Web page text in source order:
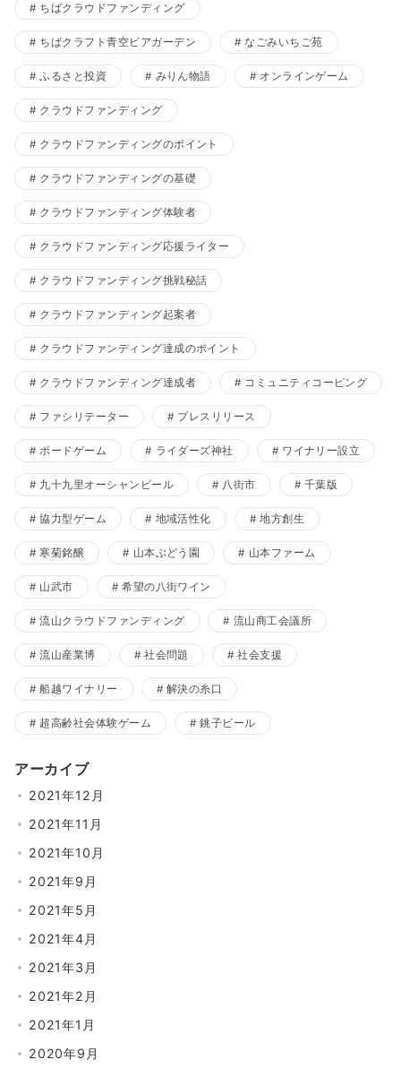
ちばクラウドファンディング
ちばクラフト青空ビアガーデン なごみいちご苑
ふるさと投資 みりん物語 オンラインゲーム
クラウドファンディング
クラウドファンディングのポイント
クラウドファンディングの基礎
クラウドファンディング体験者
クラウドファンディング応援ライター
クラウドファンディング挑戦秘話
クラウドファンディング起案者
クラウドファンディング達成のポイント
クラウドファンディング達成者 コミュニティコーピング
ファシリテーター プレスリリース
ボードゲーム ライダーズ神社 ワイナリー設立
九十九里オーシャンビール 八街市 千葉版
協力型ゲーム 地域活性化 地方創生
寒菊銘醸 山本ぶどう園 山本ファーム
山武市 希望の八街ワイン
流山クラウドファンディング 流山商工会議所
流山産業博 社会問題 社会支援
船越ワイナリー 解決の糸口
超高齢社会体験ゲーム 銚子ビール
アーカイブ
2021年12月
2021年11月
2021年10月
2021年9月
2021年5月
2021年4月
2021年3月
2021年2月
2021年1月
2020年9月